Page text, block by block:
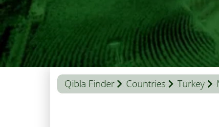
Qibla Finder Countries Turkey